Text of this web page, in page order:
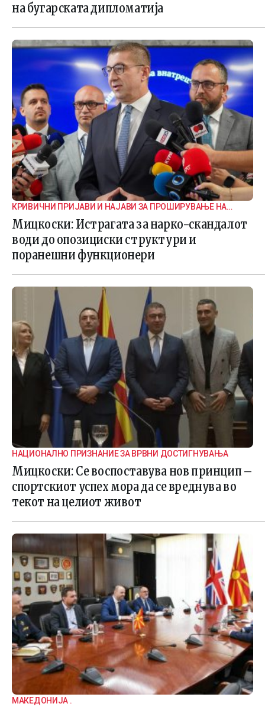
на бугарската дипломатија
КРИВИЧНИ ПРИЈАВИ И НАЈАВИ ЗА ПРОШИРУВАЊЕ НА
ИСТРАГАТА
Мицкоски: Истрагата за нарко-скандалот
води до опозициски структури и
поранешни функционери
НАЦИОНАЛНО ПРИЗНАНИЕ ЗА ВРВНИ ДОСТИГНУВАЊА
Мицкоски: Се воспоставува нов принцип –
спортскиот успех мора да се вреднува во
текот на целиот живот
МАКЕДОНИЈА .